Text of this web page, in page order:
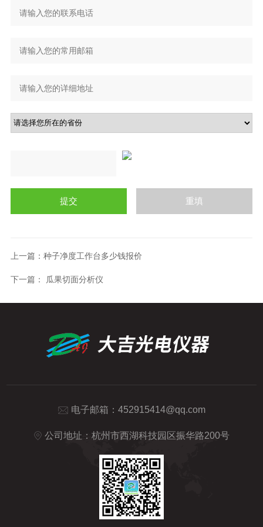
上一篇： 种子净度工作台多少钱报价
下一篇： 瓜果切面分析仪
电子邮箱： 452915414@qq.com
公司地址：杭州市西湖科技园区振华路200号